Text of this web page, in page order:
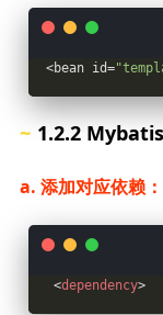
<bean id=
1.2.2
a. 添加对应依赖：
<dependency>